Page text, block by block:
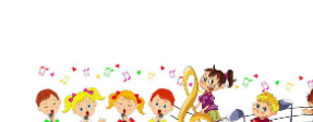
содержимому